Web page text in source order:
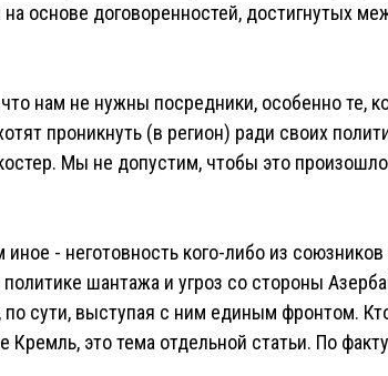
основе договоренностей, достигнутых
нам не нужны посредники, особенно те,
проникнуть (в регион) ради своих
Мы не допустим, чтобы это
- неготовность кого-либо из
шантажа и угроз со стороны
сути, выступая с ним единым фронтом.
это тема отдельной статьи. По